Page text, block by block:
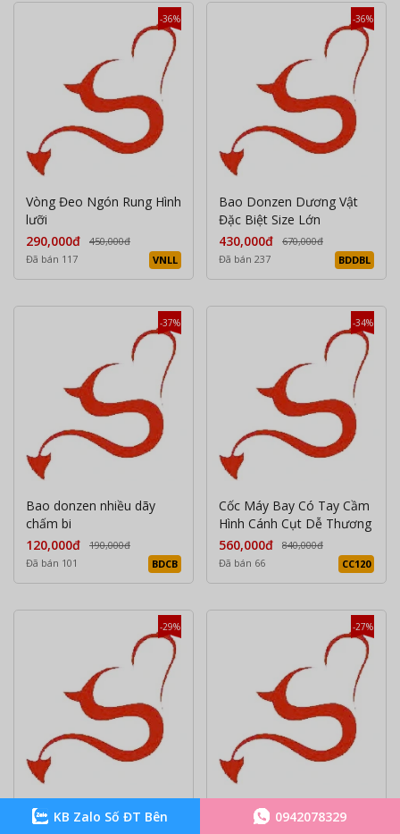
-36%
Vòng Đeo Ngón Rung Hình
lưỡi
290,000đ
450,000đ
Đã bán 117
VNLL
-36%
Bao Donzen Dương Vật
Đặc Biệt Size Lớn
430,000đ
670,000đ
Đã bán 237
BDDBL
-37%
Bao donzen nhiều dãy
chấm bi
120,000đ
190,000đ
Đã bán 101
BDCB
-34%
Cốc Máy Bay Có Tay Cầm
Hình Cánh Cụt Dễ Thương
560,000đ
840,000đ
Đã bán 66
CC120
-29%
Âm đạo giả mông căng
phồng quyến rũ
-27%
Âm đèn pin Pink Pussy có
KB Zalo Số ĐT Bên 0942078329